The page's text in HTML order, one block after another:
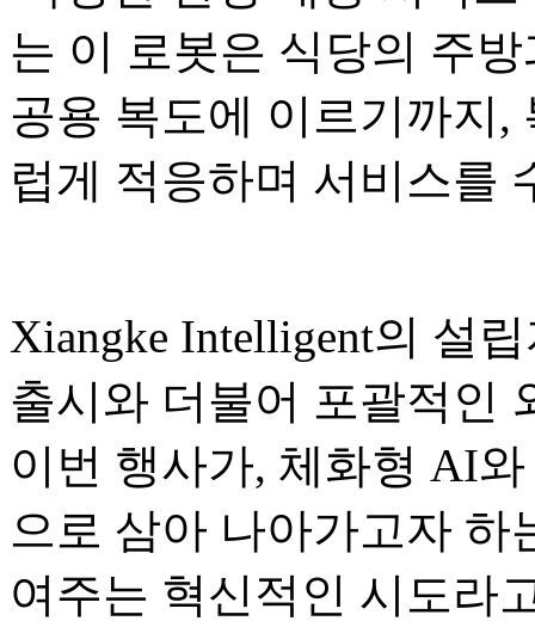
는 이 로봇은 식당의 주
공용 복도에 이르기까지,
럽게 적응하며 서비스를
Xiangke Intelligent의 설
출시와 더불어 포괄적인
이번 행사가, 체화형 AI
으로 삼아 나아가고자
여주는 혁신적인 시도라